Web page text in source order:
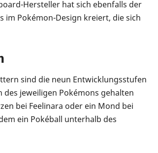
Hersteller hat sich ebenfalls der
im Pokémon-Design kreiert, die sich
sind die neun Entwicklungsstufen
des jeweiligen Pokémons gehalten
bei Feelinara oder ein Mond bei
ein Pokéball unterhalb des